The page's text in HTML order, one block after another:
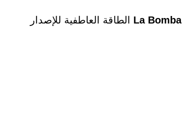
La الطاقة العاطفية للإصدار